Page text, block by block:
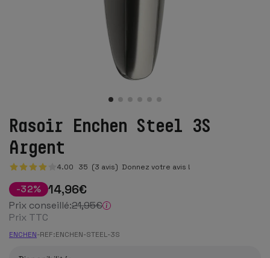
Rasoir Enchen Steel 3S
Argent
4.00 35 (3 avis) Donnez votre avis !
-32% 14,96€
Prix conseillé:21,95€
Prix TTC
ENCHEN-REF:ENCHEN-STEEL-3S